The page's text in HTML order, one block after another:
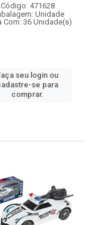
Código: 471628
Unidade
Com: 36 Unidade(s)
seu login ou
se para
comprar.